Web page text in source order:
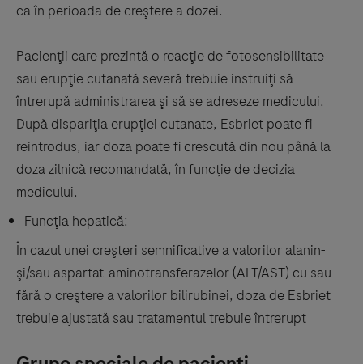
ca în perioada de creştere a dozei.
Pacienţii care prezintă o reacţie de fotosensibilitate
sau erupţie cutanată severă trebuie instruiţi să
întrerupă administrarea şi să se adreseze medicului.
După dispariţia erupţiei cutanate, Esbriet poate fi
reintrodus, iar doza poate fi crescută din nou până la
doza zilnică recomandată, în funcție de decizia
medicului.
Funcţia hepatică:
În cazul unei creşteri semnificative a valorilor alanin-
şi/sau aspartat-aminotransferazelor (ALT/AST) cu sau
fără o creştere a valorilor bilirubinei, doza de Esbriet
trebuie ajustată sau tratamentul trebuie întrerupt